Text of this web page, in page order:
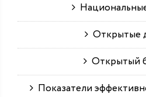
Открытые
Открытый
Показатели